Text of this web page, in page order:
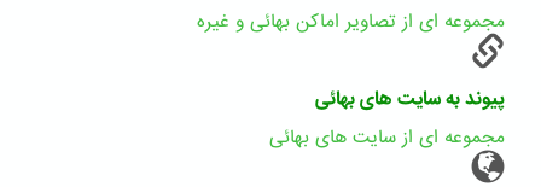
مجموعه ای از تصاویر اماکن بهائی و غیره
پیوند به سایت های بهائی
مجموعه ای از سایت های بهائی